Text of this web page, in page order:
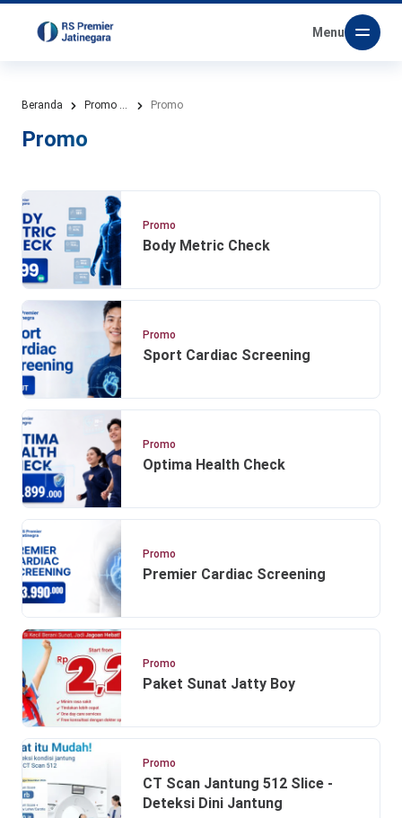
Menu
Beranda Promo & Paket Promo
Promo
Promo
Body Metric Check
Promo
Sport Cardiac Screening
Promo
Optima Health Check
Promo
Premier Cardiac Screening
Promo
Paket Sunat Jatty Boy
Promo
CT Scan Jantung 512 Slice -
Deteksi Dini Jantung